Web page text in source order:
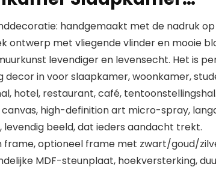
handgemaakt met de nadruk
ontwerp met vliegende vlinder en mooie
levendiger en levensecht. Het is
decor in voor slaapkamer, woonkamer,
hotel, restaurant, café, tentoonstellingshal.
high-definition art micro-spray,
levendig beeld, dat ieders aandacht trekt.
frame, optioneel frame met zwart/goud/
MDF-steunplaat, hoekversterking,